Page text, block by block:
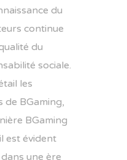
du
continue
du
sociale.
les
de BGaming,
BGaming
est évident
une ère